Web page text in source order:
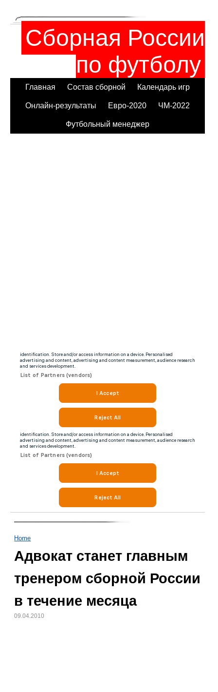
Сборная России
по футболу
Главная Состав сборной Календарь игр
Онлайн-результаты Евро-2020 ЧМ-2022
Футбольный менеджер
Home
Адвокат станет главным
тренером сборной России
в течение месяца
09.04.2010